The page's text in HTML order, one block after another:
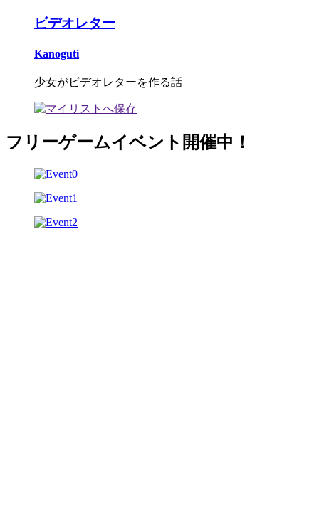
ビデオレター
Kanoguti
少女がビデオレターを作る話
フリーゲームイベント開催中！